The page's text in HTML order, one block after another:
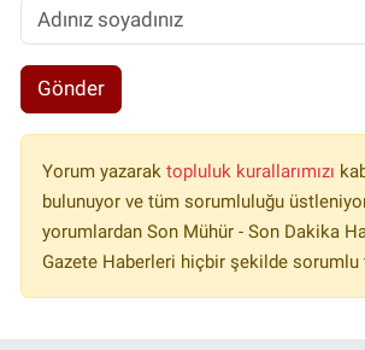
Gönder
Yorum yazarak topluluk kurallarımızı
bulunuyor ve tüm sorumluluğu
yorumlardan Son Mühür - Son Dakika
Gazete Haberleri hiçbir şekilde sorumlu